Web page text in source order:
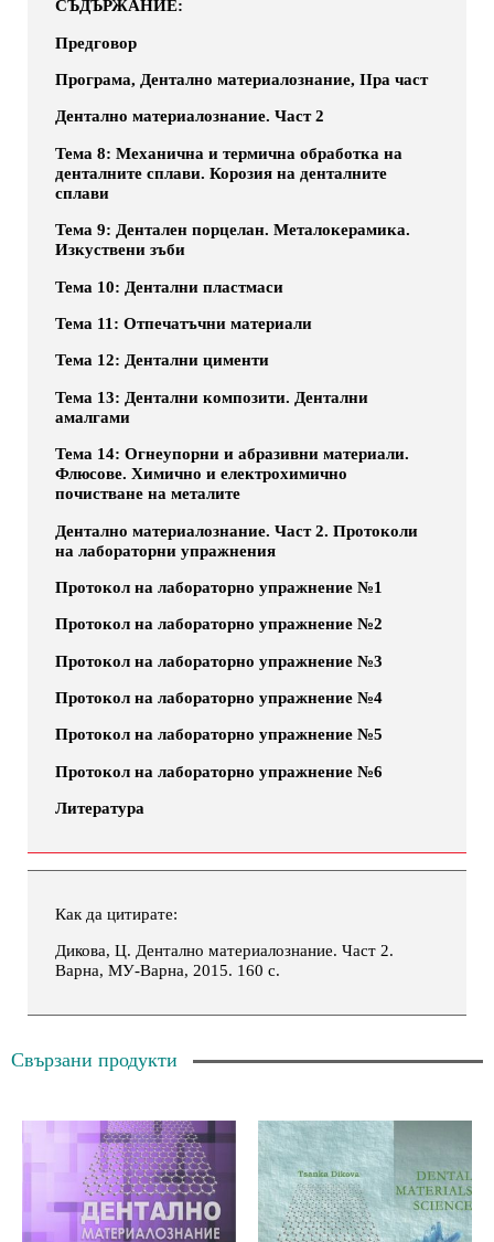
СЪДЪРЖАНИЕ:
Предговор
Програма, Дентално материалознание, IIра част
Дентално материалознание. Част 2
Тема 8: Механична и термична обработка на
денталните сплави. Корозия на денталните
сплави
Тема 9: Дентален порцелан. Металокерамика.
Изкуствени зъби
Тема 10: Дентални пластмаси
Тема 11: Отпечатъчни материали
Тема 12: Дентални цименти
Тема 13: Дентални композити. Дентални
амалгами
Тема 14: Огнеупорни и абразивни материали.
Флюсове. Химично и електрохимично
почистване на металите
Дентално материалознание. Част 2. Протоколи
на лабораторни упражнения
Протокол на лабораторно упражнение №1
Протокол на лабораторно упражнение №2
Протокол на лабораторно упражнение №3
Протокол на лабораторно упражнение №4
Протокол на лабораторно упражнение №5
Протокол на лабораторно упражнение №6
Литература
Как да цитирате:
Дикова, Ц. Дентално материалознание. Част 2.
Варна, МУ-Варна, 2015. 160 с.
Свързани продукти